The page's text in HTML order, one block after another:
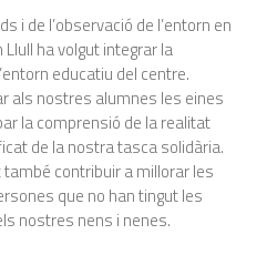
i de l’observació de l’entorn en
Llull ha volgut integrar la
educatiu del centre.
als nostres alumnes les eines
la comprensió de la realitat
de la nostra tasca solidària.
contribuir a millorar les
que no han tingut les
nostres nens i nenes.